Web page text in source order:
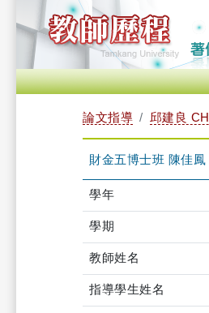
論文指導 邱建良
財金五博士班 陳佳鳳
學年
學期
教師姓名
指導學生姓名